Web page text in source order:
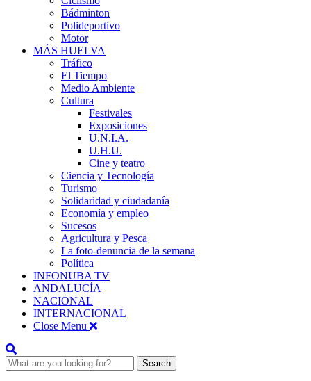
Bádminton
Polideportivo
Motor
MÁS HUELVA
Tráfico
El Tiempo
Medio Ambiente
Cultura
Festivales
Exposiciones
U.N.I.A.
U.H.U.
Cine y teatro
Ciencia y Tecnología
Turismo
Solidaridad y ciudadanía
Economía y empleo
Sucesos
Agricultura y Pesca
La foto-denuncia de la semana
Política
INFONUBA TV
ANDALUCÍA
NACIONAL
INTERNACIONAL
Close Menu
Search
for: